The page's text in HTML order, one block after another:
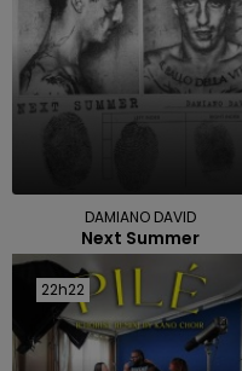
DAMIANO DAVID
Next Summer
22h22
22h22